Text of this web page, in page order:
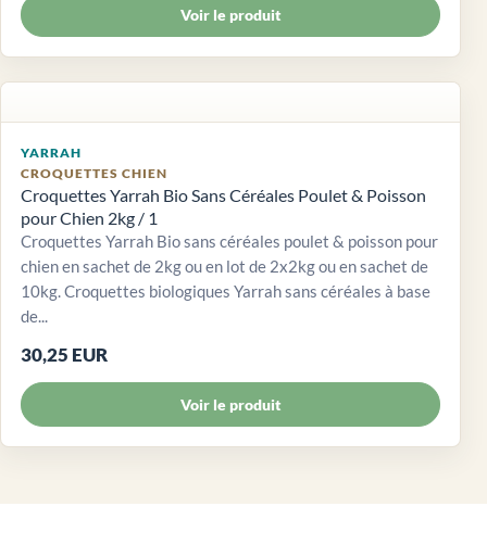
Voir le produit
YARRAH
CROQUETTES CHIEN
Croquettes Yarrah Bio Sans Céréales Poulet & Poisson
pour Chien 2kg / 1
Croquettes Yarrah Bio sans céréales poulet & poisson pour
chien en sachet de 2kg ou en lot de 2x2kg ou en sachet de
10kg. Croquettes biologiques Yarrah sans céréales à base
de...
30,25 EUR
Voir le produit